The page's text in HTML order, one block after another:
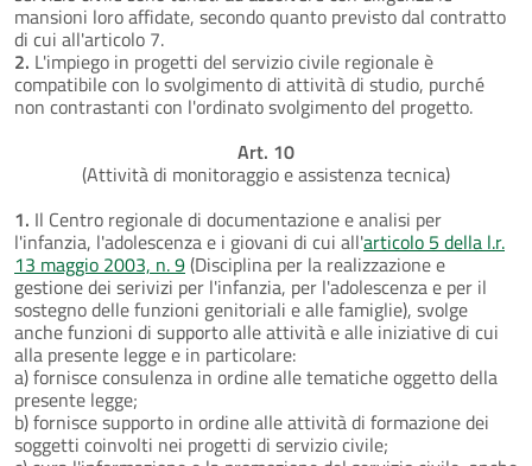
mansioni loro affidate, secondo quanto previsto dal contratto
di cui all'articolo 7.
2. L'impiego in progetti del servizio civile regionale è
compatibile con lo svolgimento di attività di studio, purché
non contrastanti con l'ordinato svolgimento del progetto.
Art. 10
(Attività di monitoraggio e assistenza tecnica)
1. Il Centro regionale di documentazione e analisi per
l'infanzia, l'adolescenza e i giovani di cui all'articolo 5 della l.r.
13 maggio 2003, n. 9(Disciplina per la realizzazione e
gestione dei serivizi per l'infanzia, per l'adolescenza e per il
sostegno delle funzioni genitoriali e alle famiglie), svolge
anche funzioni di supporto alle attività e alle iniziative di cui
alla presente legge e in particolare:
a) fornisce consulenza in ordine alle tematiche oggetto della
presente legge;
b) fornisce supporto in ordine alle attività di formazione dei
soggetti coinvolti nei progetti di servizio civile;